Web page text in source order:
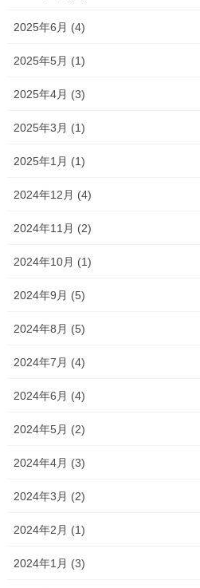
2025年6月 (4)
2025年5月 (1)
2025年4月 (3)
2025年3月 (1)
2025年1月 (1)
2024年12月 (4)
2024年11月 (2)
2024年10月 (1)
2024年9月 (5)
2024年8月 (5)
2024年7月 (4)
2024年6月 (4)
2024年5月 (2)
2024年4月 (3)
2024年3月 (2)
2024年2月 (1)
2024年1月 (3)